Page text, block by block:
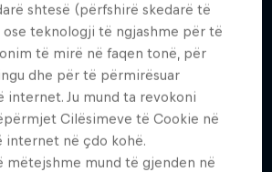
on their journey to the
Dakar Rally 2025
1 Sezoni · 4 episodet
shtesë (përfshirë skedarë të
teknologji të ngjashme për të
të mirë në faqen tonë, për
dhe për të përmirësuar
internet. Ju mund ta revokoni
Cilësimeve të Cookie në
internet në çdo kohë.
mëtejshme mund të gjenden në